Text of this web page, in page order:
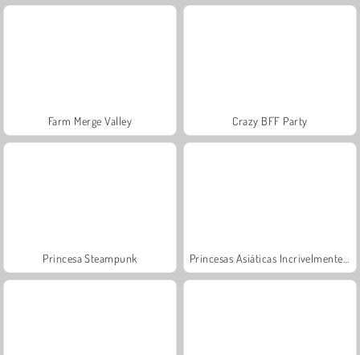
Farm Merge Valley Crazy BFF Party
Princesa Steampunk